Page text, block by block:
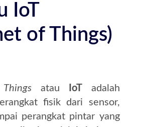
IoT
of Things)
atau IoT
adalah
fisik dari sensor,
perangkat pintar yang